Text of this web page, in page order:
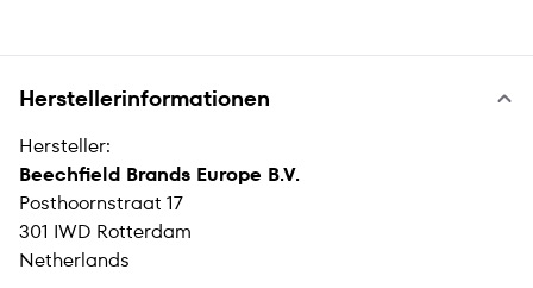
Herstellerinformationen
Hersteller:
Beechfield Brands Europe B.V.
Posthoornstraat 17
301 IWD Rotterdam
Netherlands